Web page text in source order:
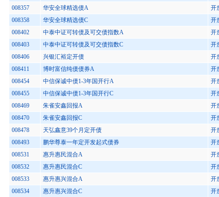
008357
华安全球精选债A
开
008358
华安全球精选债C
开
008402
中泰中证可转债及可交债指数A
开
008403
中泰中证可转债及可交债指数C
开
008406
兴银汇裕定开债
开
008411
博时富信纯债债券A
开
008454
中信保诚中债1-3年国开行A
开
008455
中信保诚中债1-3年国开行C
开
008469
朱雀安鑫回报A
开
008470
朱雀安鑫回报C
开
008478
天弘鑫意39个月定开债
开
008493
鹏华尊泰一年定开发起式债券
开
008531
惠升惠民混合A
开
008532
惠升惠民混合C
开
008533
惠升惠兴混合A
开
008534
惠升惠兴混合C
开